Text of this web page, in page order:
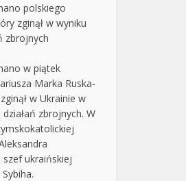
polskiego
zginął w wyniku
zbrojnych
w piątek
Marka Ruska-
w Ukrainie w
zbrojnych. W
szef ukraińskiej